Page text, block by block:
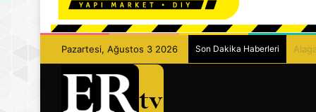
Pazartesi, Ağustos 3 2026 Son Dakika Haberleri